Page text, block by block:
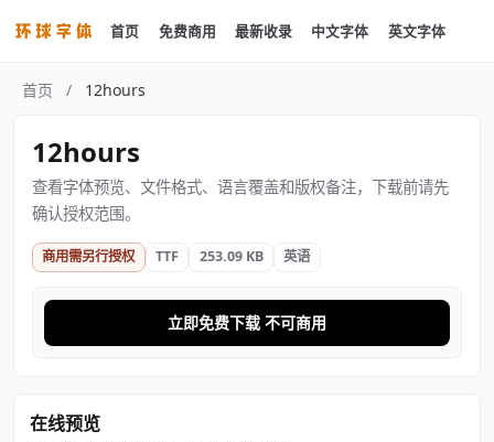
首页 免费商用 最新收录 中文字体 英文字体
首页 / 12hours
12hours
查看字体预览、文件格式、语言覆盖和版权备注，下载前请先
确认授权范围。
商用需另行授权 TTF 253.09 KB 英语
立即免费下载 不可商用
在线预览